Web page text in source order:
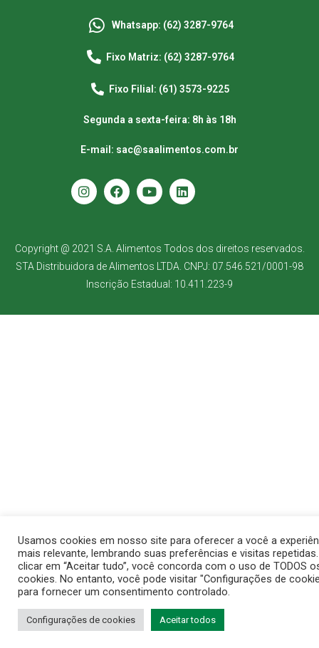
Whatsapp: (62) 3287-9764
Fixo Matriz: (62) 3287-9764
Fixo Filial: (61) 3573-9225
Segunda a sexta-feira: 8h às 18h
E-mail: sac@saalimentos.com.br
Copyright @ 2021 S.A. Alimentos Todos dos direitos reservados.
STA Distribuidora de Alimentos LTDA. CNPJ: 07.546.521/0001-98
Inscrição Estadual: 10.411.223-9
Usamos cookies em nosso site para oferecer a você a
mais relevante, lembrando suas preferências e visitas
clicar em “Aceitar tudo”, você concorda com o uso de TODOS
cookies. No entanto, você pode visitar "Configurações de
para fornecer um consentimento controlado.
Configurações de cookies Aceitar todos